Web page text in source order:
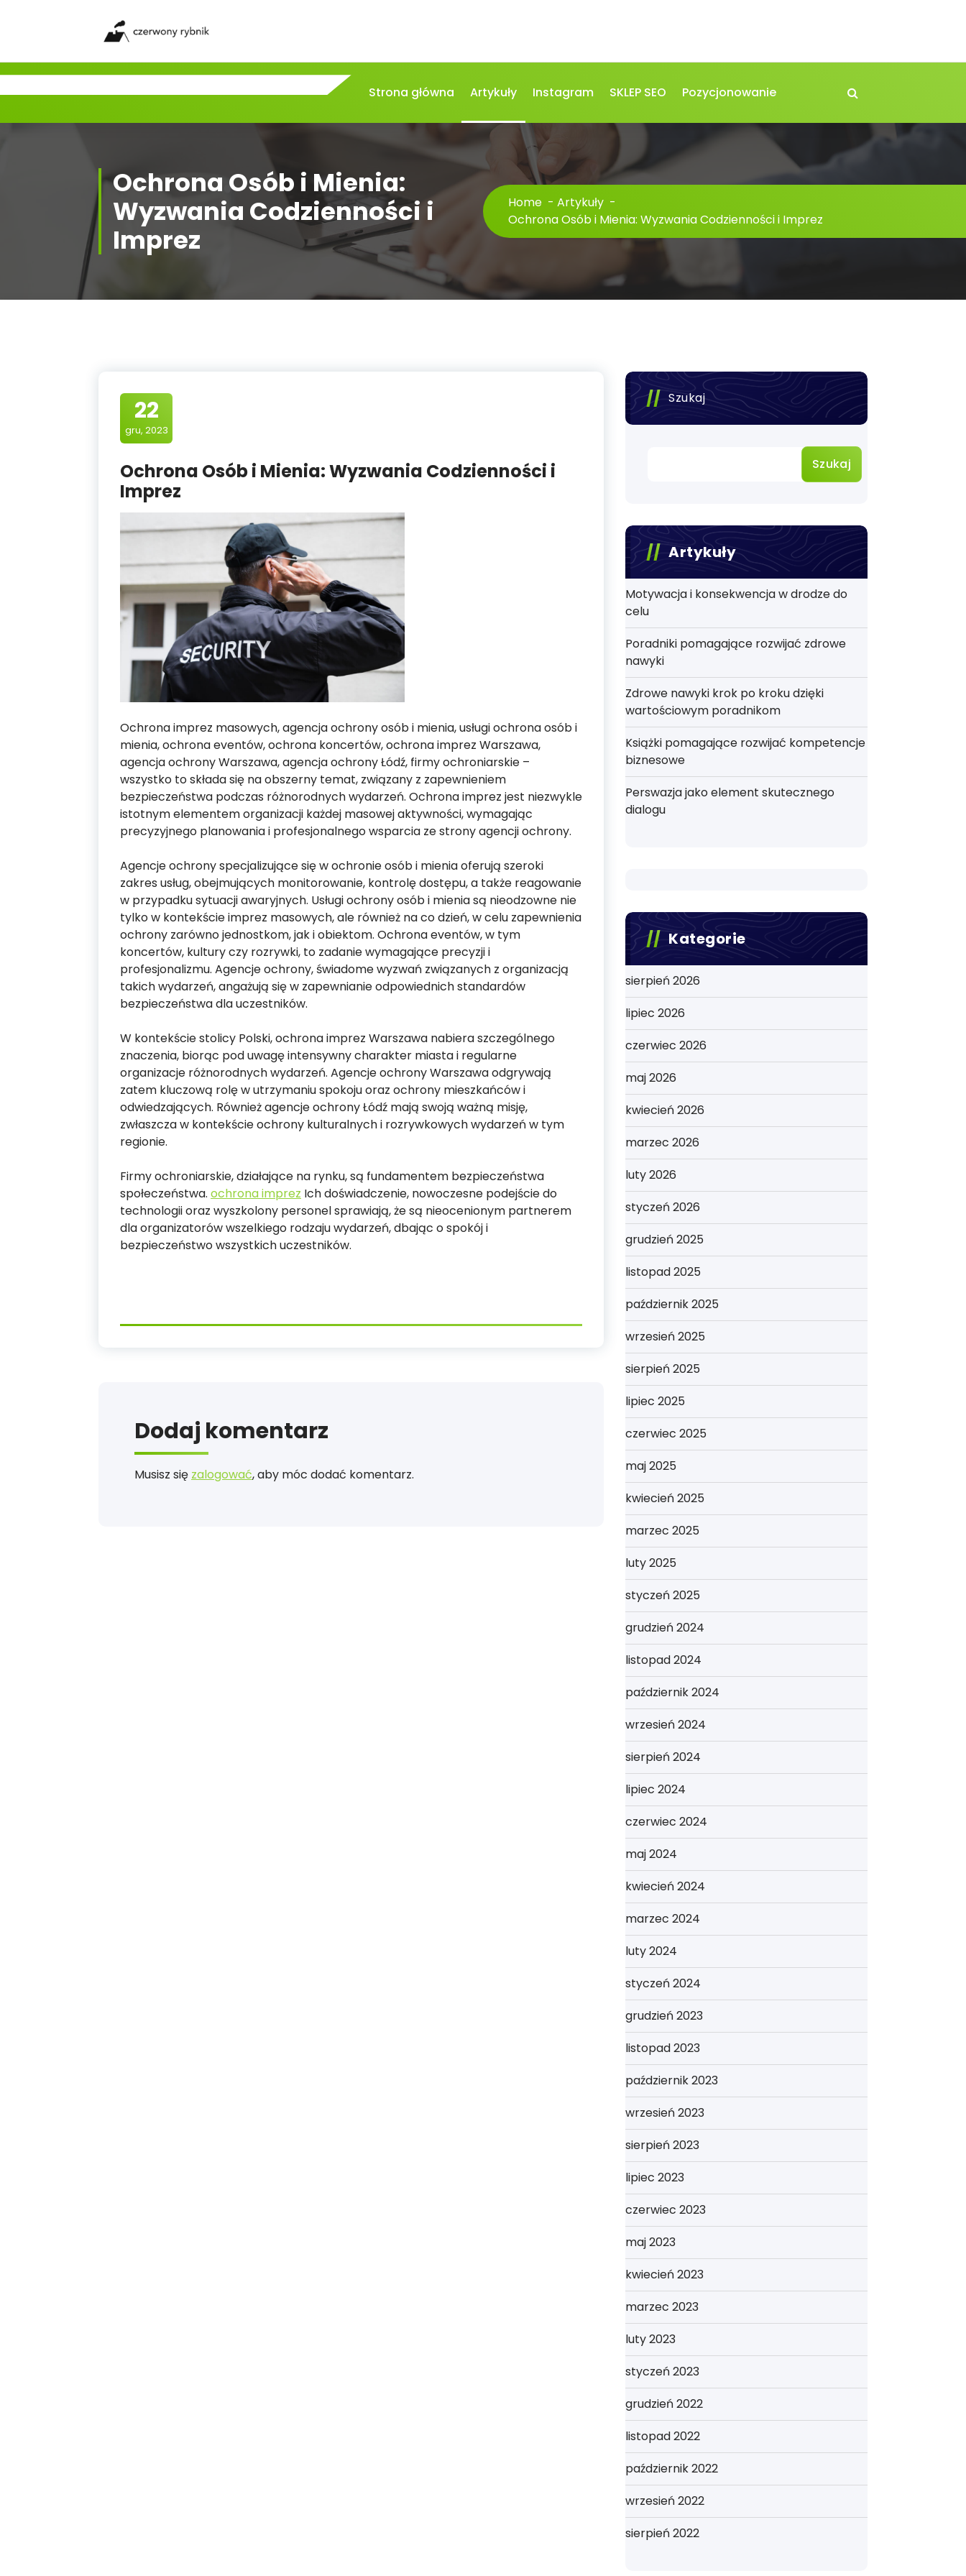
Strona główna Artykuły Instagram SKLEP SEO Pozycjonowanie
Ochrona Osób i Mienia:
Wyzwania Codzienności i
Imprez
Home - Artykuły -
Ochrona Osób i Mienia: Wyzwania Codzienności i Imprez
22
gru, 2023
Ochrona Osób i Mienia: Wyzwania Codzienności i
Imprez
Ochrona imprez masowych, agencja ochrony osób i mienia, usługi ochrona osób i
mienia, ochrona eventów, ochrona koncertów, ochrona imprez Warszawa,
agencja ochrony Warszawa, agencja ochrony Łódź, firmy ochroniarskie –
wszystko to składa się na obszerny temat, związany z zapewnieniem
bezpieczeństwa podczas różnorodnych wydarzeń. Ochrona imprez jest niezwykle
istotnym elementem organizacji każdej masowej aktywności, wymagając
precyzyjnego planowania i profesjonalnego wsparcia ze strony agencji ochrony.
Agencje ochrony specjalizujące się w ochronie osób i mienia oferują szeroki
zakres usług, obejmujących monitorowanie, kontrolę dostępu, a także reagowanie
w przypadku sytuacji awaryjnych. Usługi ochrony osób i mienia są nieodzowne nie
tylko w kontekście imprez masowych, ale również na co dzień, w celu zapewnienia
ochrony zarówno jednostkom, jak i obiektom. Ochrona eventów, w tym
koncertów, kultury czy rozrywki, to zadanie wymagające precyzji i
profesjonalizmu. Agencje ochrony, świadome wyzwań związanych z organizacją
takich wydarzeń, angażują się w zapewnianie odpowiednich standardów
bezpieczeństwa dla uczestników.
W kontekście stolicy Polski, ochrona imprez Warszawa nabiera szczególnego
znaczenia, biorąc pod uwagę intensywny charakter miasta i regularne
organizacje różnorodnych wydarzeń. Agencje ochrony Warszawa odgrywają
zatem kluczową rolę w utrzymaniu spokoju oraz ochrony mieszkańców i
odwiedzających. Również agencje ochrony Łódź mają swoją ważną misję,
zwłaszcza w kontekście ochrony kulturalnych i rozrywkowych wydarzeń w tym
regionie.
Firmy ochroniarskie, działające na rynku, są fundamentem bezpieczeństwa
społeczeństwa. ochrona imprez Ich doświadczenie, nowoczesne podejście do
technologii oraz wyszkolony personel sprawiają, że są nieocenionym partnerem
dla organizatorów wszelkiego rodzaju wydarzeń, dbając o spokój i
bezpieczeństwo wszystkich uczestników.
Dodaj komentarz
Musisz się zalogować, aby móc dodać komentarz.
Szukaj
Szukaj
Artykuły
Motywacja i konsekwencja w drodze do
celu
Poradniki pomagające rozwijać zdrowe
nawyki
Zdrowe nawyki krok po kroku dzięki
wartościowym poradnikom
Książki pomagające rozwijać kompetencje
biznesowe
Perswazja jako element skutecznego
dialogu
Kategorie
sierpień 2026
lipiec 2026
czerwiec 2026
maj 2026
kwiecień 2026
marzec 2026
luty 2026
styczeń 2026
grudzień 2025
listopad 2025
październik 2025
wrzesień 2025
sierpień 2025
lipiec 2025
czerwiec 2025
maj 2025
kwiecień 2025
marzec 2025
luty 2025
styczeń 2025
grudzień 2024
listopad 2024
październik 2024
wrzesień 2024
sierpień 2024
lipiec 2024
czerwiec 2024
maj 2024
kwiecień 2024
marzec 2024
luty 2024
styczeń 2024
grudzień 2023
listopad 2023
październik 2023
wrzesień 2023
sierpień 2023
lipiec 2023
czerwiec 2023
maj 2023
kwiecień 2023
marzec 2023
luty 2023
styczeń 2023
grudzień 2022
listopad 2022
październik 2022
wrzesień 2022
sierpień 2022